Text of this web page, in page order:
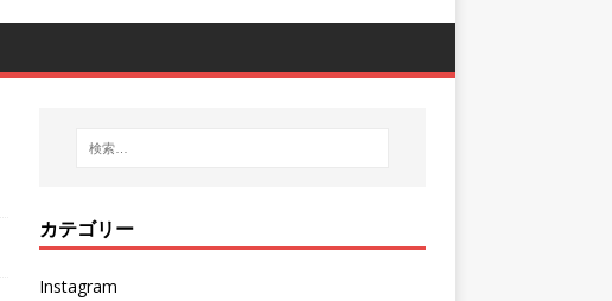
カテゴリー
Instagram